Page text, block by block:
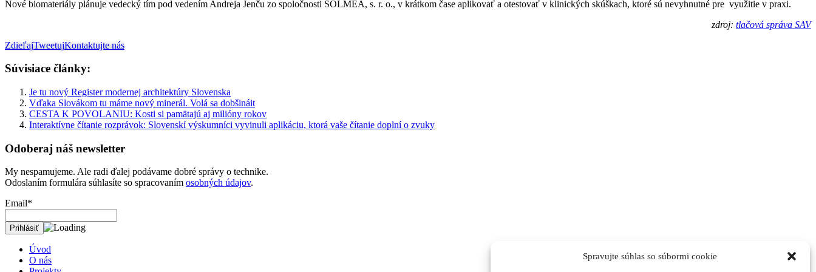
Spravujte súhlas so súbormi cookie
Nové biomateriály plánuje vedecký tím pod vedením Andreja Jenču zo spoločnosti SOLMEA, s. r. o., v krátkom čase aplikovať a otestovať v klinických skúškach, ktoré sú nevyhnutné pre využitie v praxi.
zdroj: tlačová správa SAV
ZdieľajTweetujKontaktujte nás
Súvisiace články:
Je tu nový Register modernej architektúry Slovenska
Vďaka Slovákom tu máme nový minerál. Volá sa dobšináit
CESTA K POVOLANIU: Kosti si pamätajú aj milióny rokov
Interaktívne čítanie rozprávok: Slovenskí výskumníci vyvinuli aplikáciu, ktorá vaše čítanie doplní o zvuky
Odoberaj náš newsletter
My nespamujeme. Ale radi ďalej podávame dobré správy o technike.
Odoslaním formulára súhlasíte so spracovaním osobných údajov.
Email*
Úvod
O nás